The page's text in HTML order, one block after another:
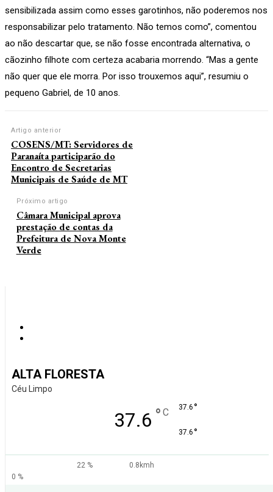
sensibilizada assim como esses garotinhos, não poderemos nos
responsabilizar pelo tratamento. Não temos como”, comentou
ao não descartar que, se não fosse encontrada alternativa, o
cãozinho filhote com certeza acabaria morrendo. “Mas a gente
não quer que ele morra. Por isso trouxemos aqui”, resumiu o
pequeno Gabriel, de 10 anos.
Artigo anterior
COSENS/MT: Servidores de
Paranaíta participarão do
Encontro de Secretarias
Municipais de Saúde de MT
Próximo artigo
Câmara Municipal aprova
prestação de contas da
Prefeitura de Nova Monte
Verde
ALTA FLORESTA
Céu Limpo
37.6 ° C 37.6 °
37.6 °
22 %
0.8kmh
0 %